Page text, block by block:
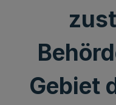
Gebiet